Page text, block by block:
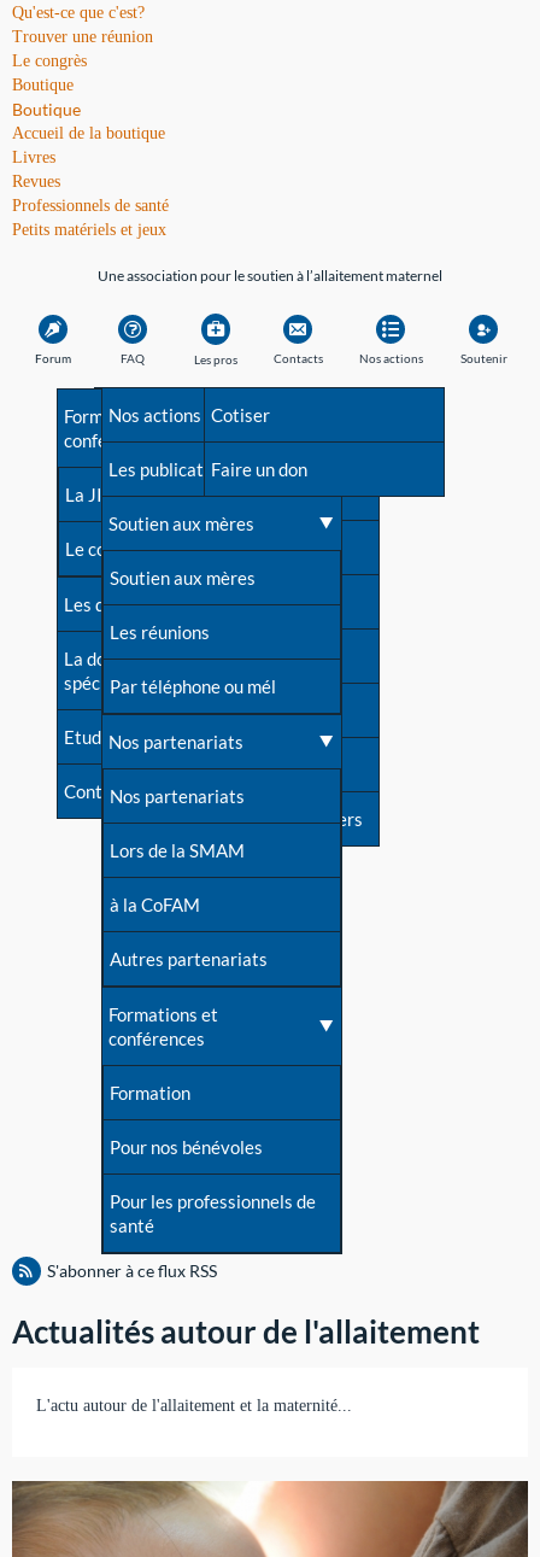
Qu'est-ce que c'est?
Trouver une réunion
Le congrès
Boutique
Boutique
Accueil de la boutique
Livres
Revues
Professionnels de santé
Petits matériels et jeux
Une association pour le soutien à l’allaitement maternel
Forum FAQ
Avant la naissance
Les débuts
Une difficulté d'allaitement ?
Cas particuliers
Mythes et vérités
Devenir animatrice ?
Une question sur le site
Les pros
Formations et
conférences
La JIA
Le congrès
Les dossiers de l'allaitement
La documentation
spécialisée
Etudes récentes
Contact
Contacts
Besoin d'aide?
Répertoire de tous les
contacts
Contact presse
Dossier de presse
Soutenir LLL
Livre d'or
Forum
S'inscrire à nos newsletters
Nos actions
Nos actions
Les publications
Soutien aux mères
Soutien aux mères
Les réunions
Par téléphone ou mél
Nos partenariats
Nos partenariats
Lors de la SMAM
à la CoFAM
Autres partenariats
Formations et
conférences
Formation
Pour nos bénévoles
Pour les professionnels de
santé
Soutenir
Cotiser
Faire un don
S'abonner à ce flux RSS
Actualités autour de l'allaitement
L'actu autour de l'allaitement et la maternité...